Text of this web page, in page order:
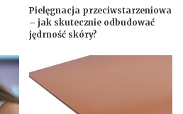
Pielęgnacja przeciwstarzeniowa
– jak skutecznie odbudować
jędrność skóry?